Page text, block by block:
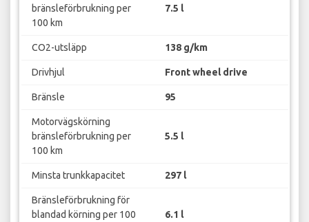
bränsleförbrukning per
100 km
7.5 l
CO2-utsläpp 138 g/km
Drivhjul Front wheel drive
Bränsle 95
Motorvägskörning
bränsleförbrukning per
100 km
5.5 l
Minsta trunkkapacitet 297 l
Bränsleförbrukning för
blandad körning per 100
6.1 l